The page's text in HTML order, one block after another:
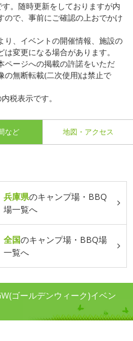
。随時更新をしておりますが内
ので、事前にご確認の上おでかけ
、イベントの開催情報、施設の
変更になる場合があります。
ージへの掲載の許諾をいただ
の無断転載(二次使用)は禁止で
税表示です。
など 地図・アクセス
兵庫県のキャンプ場・BBQ
場一覧へ
全国のキャンプ場・BBQ場
一覧へ
ゴールデンウィーク)イベン